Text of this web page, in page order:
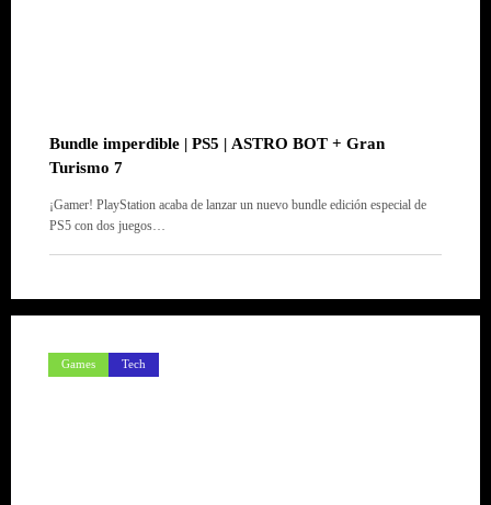
Bundle imperdible | PS5 | ASTRO BOT + Gran
Turismo 7
¡Gamer! PlayStation acaba de lanzar un nuevo bundle edición especial de
PS5 con dos juegos…
Games Tech